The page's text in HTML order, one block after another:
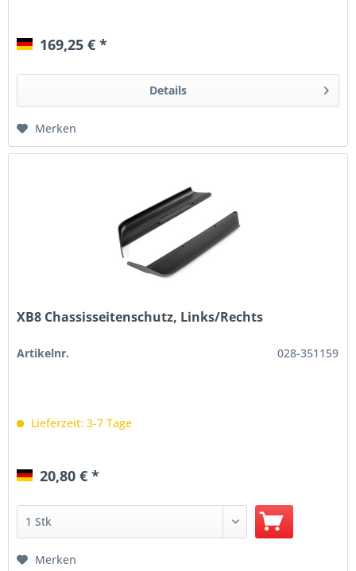
169,25 € *
Details
Merken
XB8 Chassisseitenschutz, Links/Rechts
Artikelnr. 028-351159
Lieferzeit: 3-7 Tage
20,80 € *
Merken